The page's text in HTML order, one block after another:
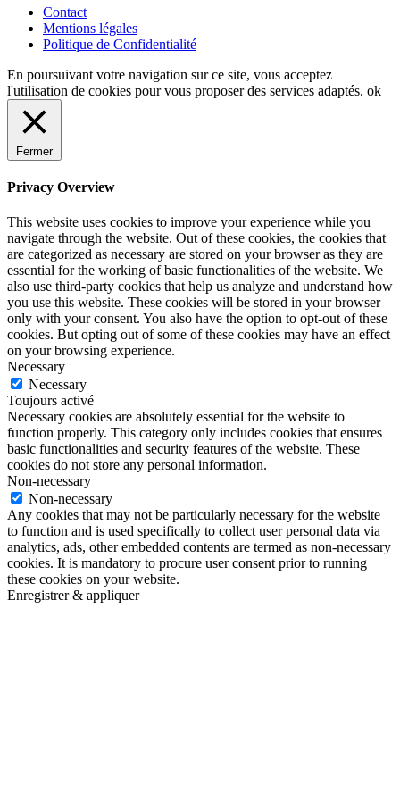
Contact
Mentions légales
Politique de Confidentialité
En poursuivant votre navigation sur ce site, vous acceptez
l'utilisation de cookies pour vous proposer des services adaptés. ok
Fermer
Privacy Overview
This website uses cookies to improve your experience while you
navigate through the website. Out of these cookies, the cookies that
are categorized as necessary are stored on your browser as they are
essential for the working of basic functionalities of the website. We
also use third-party cookies that help us analyze and understand how
you use this website. These cookies will be stored in your browser
only with your consent. You also have the option to opt-out of these
cookies. But opting out of some of these cookies may have an effect
on your browsing experience.
Necessary
Necessary
Toujours activé
Necessary cookies are absolutely essential for the website to
function properly. This category only includes cookies that ensures
basic functionalities and security features of the website. These
cookies do not store any personal information.
Non-necessary
Non-necessary
Any cookies that may not be particularly necessary for the website
to function and is used specifically to collect user personal data via
analytics, ads, other embedded contents are termed as non-necessary
cookies. It is mandatory to procure user consent prior to running
these cookies on your website.
Enregistrer & appliquer